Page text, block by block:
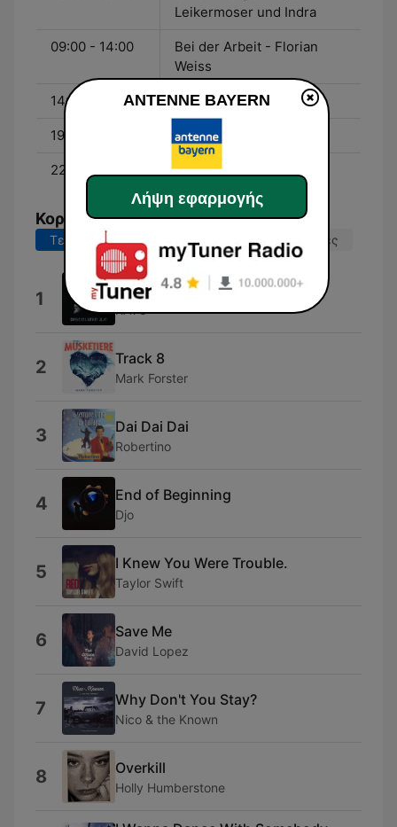
Leikermoser und Indra
09:00 - 14:00
Bei der Arbeit - Florian
Weiss
14:00 - 19:00 Ab in den Feierabend
19:00 - 22:00 am Abend
22:00 - 00:00 Die Bayerische Nacht
Κορυφαία τραγούδια
Τελευταίες 7 ημέρες Τελευταίες 30 ημέρες
1 Turn the Lights Off (feat. Jon)
KATO
2 Track 8
Mark Forster
3 Dai Dai Dai
Robertino
4 End of Beginning
Djo
5 I Knew You Were Trouble.
Taylor Swift
6 Save Me
David Lopez
7 Why Don't You Stay?
Nico & the Known
8 Overkill
Holly Humberstone
ANTENNE BAYERN
Λήψη εφαρμογής